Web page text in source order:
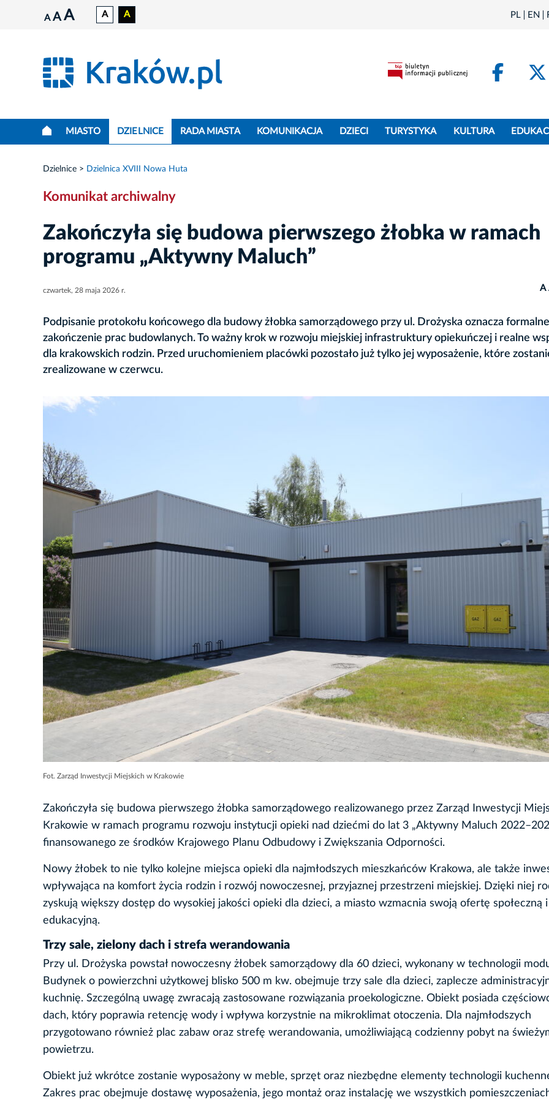
A A A A A PL EN
MIASTO DZIELNICE RADA MIASTA KOMUNIKACJA DZIECI TURYSTYKA KULTURA
Dzielnice Dzielnica XVIII Nowa Huta
Komunikat archiwalny
Zakończyła się budowa pierwszego żłobka w ramach
programu „Aktywny Maluch”
czwartek, 28 maja 2026 r. A
Podpisanie protokołu końcowego dla budowy żłobka samorządowego przy ul. Drożyska oznacza formalne
zakończenie prac budowlanych. To ważny krok w rozwoju miejskiej infrastruktury opiekuńczej i realne
dla krakowskich rodzin. Przed uruchomieniem placówki pozostało już tylko jej wyposażenie, które
zrealizowane w czerwcu.
Fot. Zarząd Inwestycji Miejskich w Krakowie
Zakończyła się budowa pierwszego żłobka samorządowego realizowanego przez Zarząd Inwestycji
Krakowie w ramach programu rozwoju instytucji opieki nad dziećmi do lat 3 „Aktywny Maluch
finansowanego ze środków Krajowego Planu Odbudowy i Zwiększania Odporności.
Nowy żłobek to nie tylko kolejne miejsca opieki dla najmłodszych mieszkańców Krakowa, ale także
wpływająca na komfort życia rodzin i rozwój nowoczesnej, przyjaznej przestrzeni miejskiej. Dzięki niej
zyskują większy dostęp do wysokiej jakości opieki dla dzieci, a miasto wzmacnia swoją ofertę społeczną i
edukacyjną.
Trzy sale, zielony dach i strefa werandowania
Przy ul. Drożyska powstał nowoczesny żłobek samorządowy dla 60 dzieci, wykonany w technologii
Budynek o powierzchni użytkowej blisko 500 m kw. obejmuje trzy sale dla dzieci, zaplecze
kuchnię. Szczególną uwagę zwracają zastosowane rozwiązania proekologiczne. Obiekt posiada
dach, który poprawia retencję wody i wpływa korzystnie na mikroklimat otoczenia. Dla najmłodszych
przygotowano również plac zabaw oraz strefę werandowania, umożliwiającą codzienny pobyt na
powietrzu.
Obiekt już wkrótce zostanie wyposażony w meble, sprzęt oraz niezbędne elementy technologii
Zakres prac obejmuje dostawę wyposażenia, jego montaż oraz instalację we wszystkich